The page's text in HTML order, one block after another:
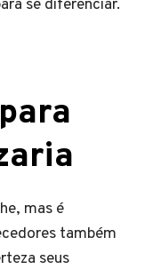
se diferenciar.
mas é
também
seus